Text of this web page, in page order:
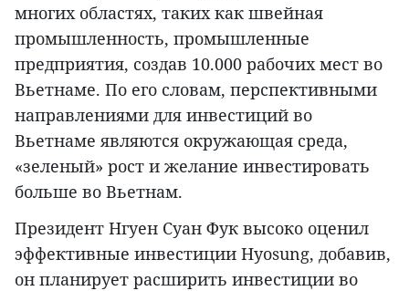
многих областях, таких как швейная
промышленность, промышленные
предприятия, создав 10.000 рабочих мест во
Вьетнаме. По его словам, перспективными
направлениями для инвестиций во
Вьетнаме являются окружающая среда,
«зеленый» рост и желание инвестировать
больше во Вьетнам.
Президент Нгуен Суан Фук высоко оценил
эффективные инвестиции Hyosung, добавив,
он планирует расширить инвестиции во